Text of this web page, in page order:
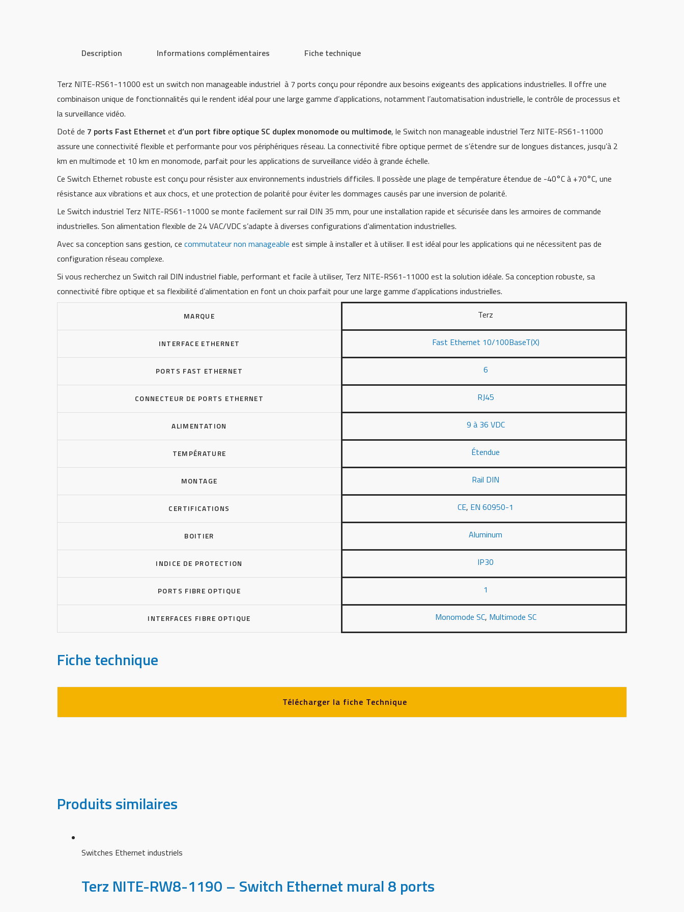
Description Informations complémentaires Fiche technique
Terz NITE-RS61-11000 est un switch non manageable industriel à 7 ports conçu pour répondre aux besoins exigeants des applications industrielles. Il offre une
combinaison unique de fonctionnalités qui le rendent idéal pour une large gamme d’applications, notamment l’automatisation industrielle, le contrôle de processus et
la surveillance vidéo.
Doté de 7 ports Fast Ethernet et d’un port fibre optique SC duplex monomode ou multimode, le Switch non manageable industriel Terz NITE-RS61-11000
assure une connectivité flexible et performante pour vos périphériques réseau. La connectivité fibre optique permet de s’étendre sur de longues distances, jusqu’à 2
km en multimode et 10 km en monomode, parfait pour les applications de surveillance vidéo à grande échelle.
Ce Switch Ethernet robuste est conçu pour résister aux environnements industriels difficiles. Il possède une plage de température étendue de -40°C à +70°C, une
résistance aux vibrations et aux chocs, et une protection de polarité pour éviter les dommages causés par une inversion de polarité.
Le Switch industriel Terz NITE-RS61-11000 se monte facilement sur rail DIN 35 mm, pour une installation rapide et sécurisée dans les armoires de commande
industrielles. Son alimentation flexible de 24 VAC/VDC s’adapte à diverses configurations d’alimentation industrielles.
Avec sa conception sans gestion, ce commutateur non manageable est simple à installer et à utiliser. Il est idéal pour les applications qui ne nécessitent pas de
configuration réseau complexe.
Si vous recherchez un Switch rail DIN industriel fiable, performant et facile à utiliser, Terz NITE-RS61-11000 est la solution idéale. Sa conception robuste, sa
connectivité fibre optique et sa flexibilité d’alimentation en font un choix parfait pour une large gamme d’applications industrielles.
MARQUE Terz
INTERFACE ETHERNET Fast Ethernet 10/100BaseT(X)
PORTS FAST ETHERNET 6
CONNECTEUR DE PORTS ETHERNET RJ45
ALIMENTATION 9 à 36 VDC
TEMPÉRATURE Étendue
MONTAGE Rail DIN
CERTIFICATIONS CE, EN 60950-1
BOITIER Aluminum
INDICE DE PROTECTION IP30
PORTS FIBRE OPTIQUE 1
INTERFACES FIBRE OPTIQUE Monomode SC, Multimode SC
Fiche technique
Télécharger la fiche Technique
Produits similaires
Switches Ethernet industriels
Terz NITE-RW8-1190 – Switch Ethernet mural 8 ports